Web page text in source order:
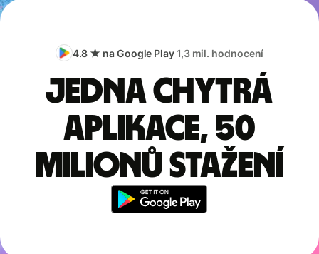
4.8 ★ na Google Play1,3 mil. hodnocení
Jedna chytrá
aplikace, 50
milionů stažení